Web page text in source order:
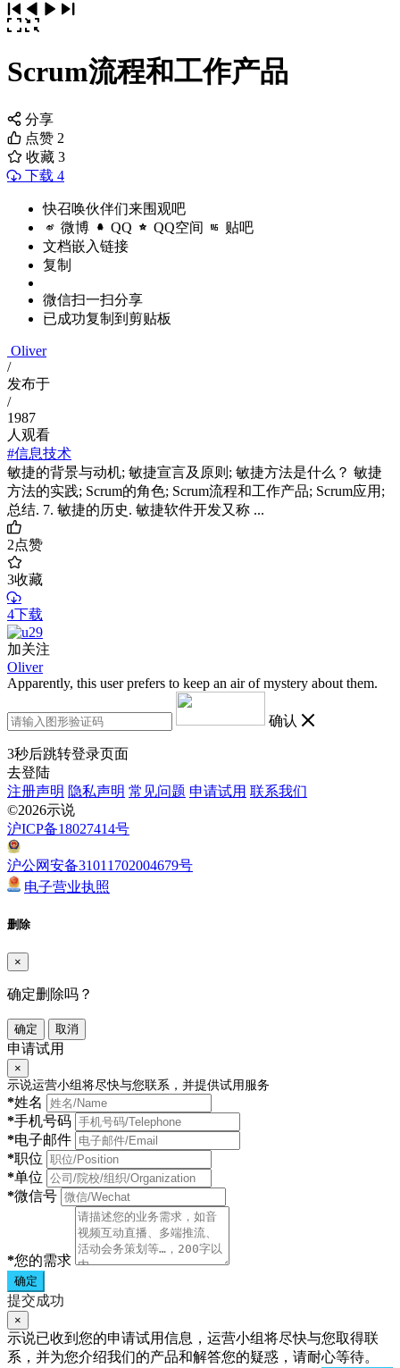
Scrum流程和工作产品
分享
点赞 2
收藏 3
下载 4
快召唤伙伴们来围观吧
微博 QQ QQ空间 贴吧
文档嵌入链接
复制
微信扫一扫分享
已成功复制到剪贴板
Oliver
/
发布于
/
1987
人观看
#信息技术
敏捷的背景与动机; 敏捷宣言及原则; 敏捷方法是什么？ 敏捷
方法的实践; Scrum的角色; Scrum流程和工作产品; Scrum应用;
总结. 7. 敏捷的历史. 敏捷软件开发又称 ...
2点赞
3收藏
4下载
加关注
Oliver
Apparently, this user prefers to keep an air of mystery about them.
确认
3秒后跳转登录页面
去登陆
注册声明 隐私声明 常见问题 申请试用 联系我们
©2026示说
沪ICP备18027414号
沪公网安备31011702004679号
电子营业执照
删除
×
确定删除吗？
确定 取消
申请试用
×
示说运营小组将尽快与您联系，并提供试用服务
*姓名
*手机号码
*电子邮件
*职位
*单位
*微信号
*您的需求
确定
提交成功
×
示说已收到您的申请试用信息，运营小组将尽快与您取得联
系，并为您介绍我们的产品和解答您的疑惑，请耐心等待。